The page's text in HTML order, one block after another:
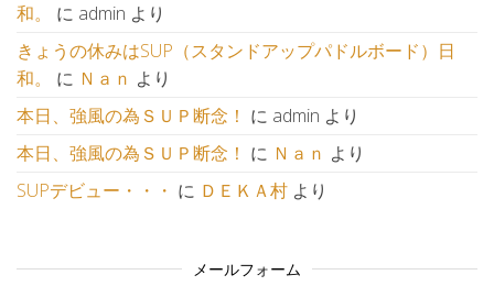
和。
に admin より
きょうの休みはSUP（スタンドアップパドルボード）日
和。
に Ｎａｎ より
本日、強風の為ＳＵＰ断念！ に admin より
本日、強風の為ＳＵＰ断念！ に Ｎａｎ より
SUPデビュー・・・ に ＤＥＫＡ村 より
メールフォーム